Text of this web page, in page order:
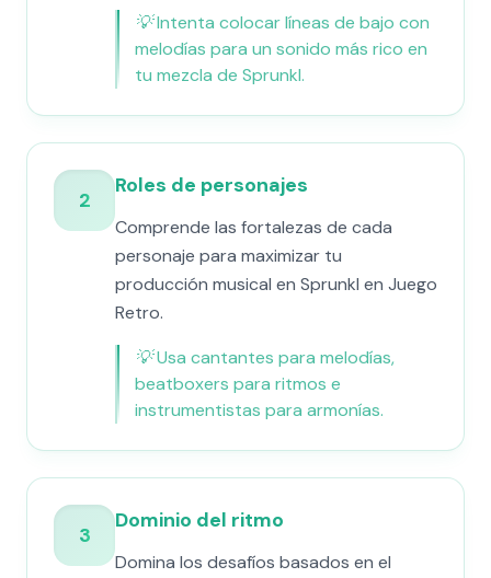
💡Intenta colocar líneas de bajo con
melodías para un sonido más rico en
tu mezcla de Sprunkl.
2
Roles de personajes
Comprende las fortalezas de cada
personaje para maximizar tu
producción musical en Sprunkl en Juego
Retro.
💡Usa cantantes para melodías,
beatboxers para ritmos e
instrumentistas para armonías.
3
Dominio del ritmo
Domina los desafíos basados en el